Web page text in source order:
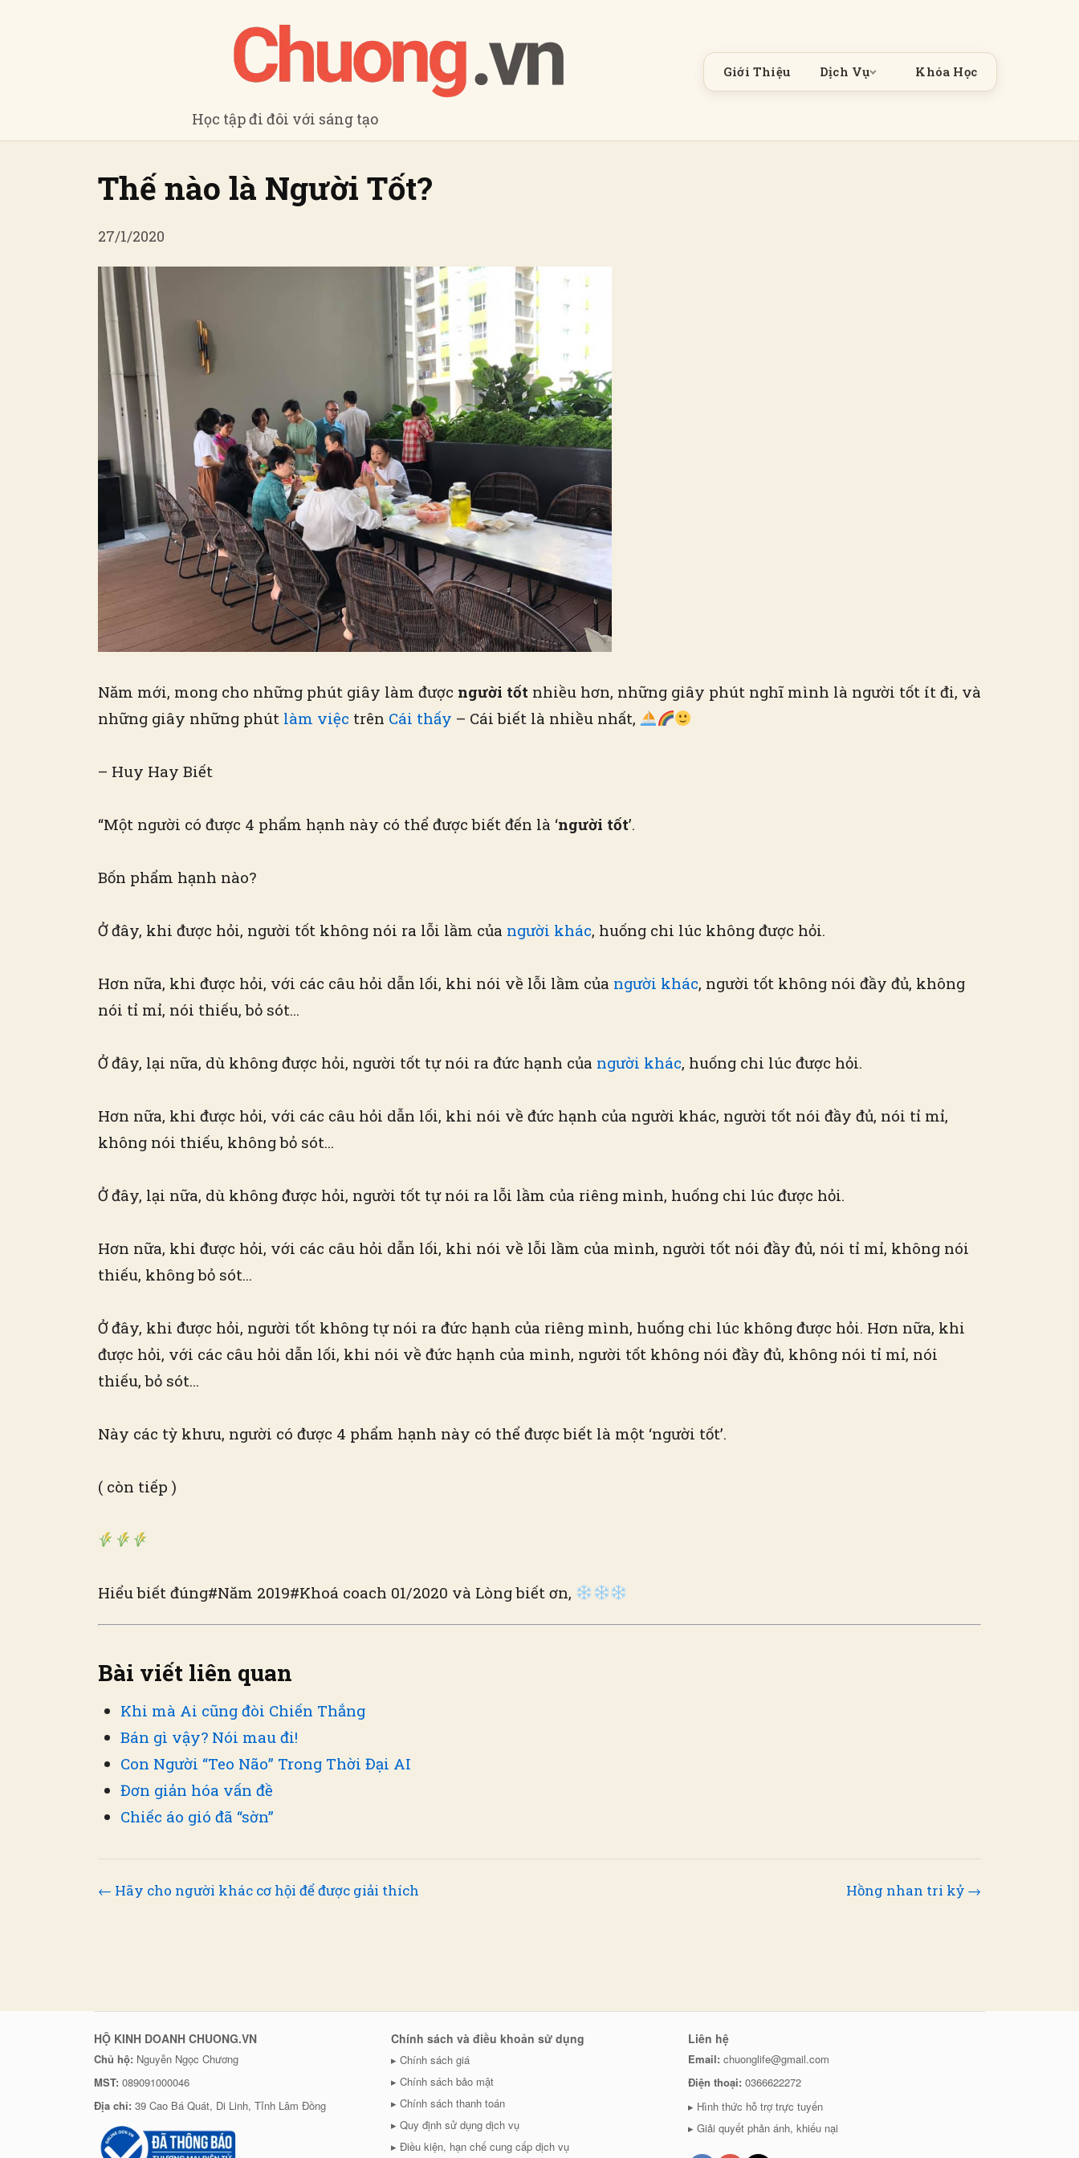
Học tập đi đôi với sáng tạo
Giới Thiệu Dịch Vụ Khóa Học
Thế nào là Người Tốt?
27/1/2020
Năm mới, mong cho những phút giây làm được người tốt nhiều hơn, những giây phút nghĩ mình là người tốt ít đi, và
những giây những phút làm việc trên Cái thấy – Cái biết là nhiều nhất,
– Huy Hay Biết
“Một người có được 4 phẩm hạnh này có thể được biết đến là ‘người tốt’.
Bốn phẩm hạnh nào?
Ở đây, khi được hỏi, người tốt không nói ra lỗi lầm của người khác, huống chi lúc không được hỏi.
Hơn nữa, khi được hỏi, với các câu hỏi dẫn lối, khi nói về lỗi lầm của người khác, người tốt không nói đầy đủ, không
nói tỉ mỉ, nói thiếu, bỏ sót…
Ở đây, lại nữa, dù không được hỏi, người tốt tự nói ra đức hạnh của người khác, huống chi lúc được hỏi.
Hơn nữa, khi được hỏi, với các câu hỏi dẫn lối, khi nói về đức hạnh của người khác, người tốt nói đầy đủ, nói tỉ mỉ,
không nói thiếu, không bỏ sót…
Ở đây, lại nữa, dù không được hỏi, người tốt tự nói ra lỗi lầm của riêng mình, huống chi lúc được hỏi.
Hơn nữa, khi được hỏi, với các câu hỏi dẫn lối, khi nói về lỗi lầm của mình, người tốt nói đầy đủ, nói tỉ mỉ, không nói
thiếu, không bỏ sót…
Ở đây, khi được hỏi, người tốt không tự nói ra đức hạnh của riêng mình, huống chi lúc không được hỏi. Hơn nữa, khi
được hỏi, với các câu hỏi dẫn lối, khi nói về đức hạnh của mình, người tốt không nói đầy đủ, không nói tỉ mỉ, nói
thiếu, bỏ sót…
Này các tỳ khưu, người có được 4 phẩm hạnh này có thể được biết là một ‘người tốt’.
( còn tiếp )
Hiểu biết đúng#Năm 2019#Khoá coach 01/2020 và Lòng biết ơn,
Bài viết liên quan
Khi mà Ai cũng đòi Chiến Thắng
Bán gì vậy? Nói mau đi!
Con Người “Teo Não” Trong Thời Đại AI
Đơn giản hóa vấn đề
Chiếc áo gió đã “sờn”
← Hãy cho người khác cơ hội để được giải thích Hồng nhan tri kỷ →
HỘ KINH DOANH CHUONG.VN
Chủ hộ: Nguyễn Ngọc Chương
MST: 089091000046
Địa chỉ: 39 Cao Bá Quát, Di Linh, Tỉnh Lâm Đồng
Chính sách và điều khoản sử dụng
Chính sách giá
Chính sách bảo mật
Chính sách thanh toán
Quy định sử dụng dịch vụ
Điều kiện, hạn chế cung cấp dịch vụ
Liên hệ
Email: chuonglife@gmail.com
Điện thoại: 0366622272
Hình thức hỗ trợ trực tuyến
Giải quyết phản ánh, khiếu nại